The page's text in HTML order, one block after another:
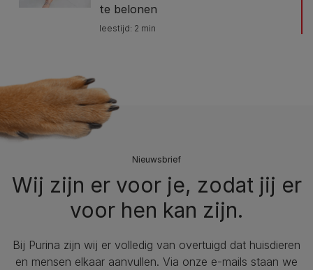
te belonen
leestijd: 2 min
Nieuwsbrief
Wij zijn er voor je, zodat jij er
voor hen kan zijn.
Bij Purina zijn wij er volledig van overtuigd dat huisdieren
en mensen elkaar aanvullen. Via onze e-mails staan we